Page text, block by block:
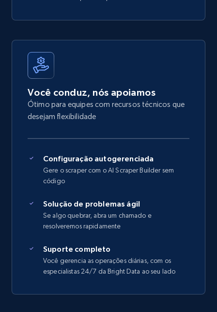
Você conduz, nós apoiamos
Ótimo para equipes com recursos técnicos que
desejam flexibilidade
Configuração autogerenciada
Gere o scraper com o AI Scraper Builder sem
código
Solução de problemas ágil
Se algo quebrar, abra um chamado e
resolveremos rapidamente
Suporte completo
Você gerencia as operações diárias, com os
especialistas 24/7 da Bright Data ao seu lado